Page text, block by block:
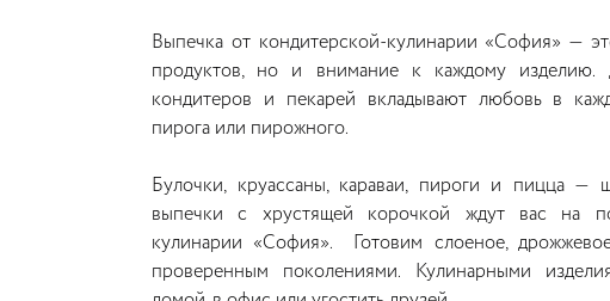
Выпечка от кондитерской-кулинарии «София» —
продуктов, но и внимание к каждому
кондитеров и пекарей вкладывают любовь в
пирога или пирожного.
Булочки, круассаны, караваи, пироги и пицца —
выпечки с хрустящей корочкой ждут вас на
кулинарии «София». Готовим слоеное,
проверенным поколениями. Кулинарными